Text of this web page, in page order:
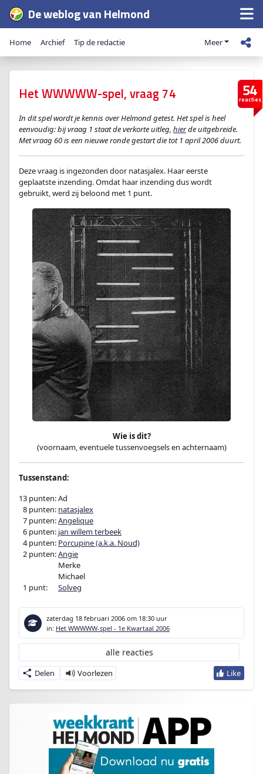
De weblog van Helmond
Home Archief Tip de redactie Meer
54
reacties
Het WWWWW-spel, vraag 74
In dit spel wordt je kennis over Helmond getest. Het spel is heel
eenvoudig: bij vraag 1 staat de verkorte uitleg, hierde uitgebreide.
Met vraag 60 is een nieuwe ronde gestart die tot 1 april 2006 duurt.
Deze vraag is ingezonden door natasjalex. Haar eerste
geplaatste inzending. Omdat haar inzending dus wordt
gebruikt, werd zij beloond met 1 punt.
Wie is dit?
(voornaam, eventuele tussenvoegsels en achternaam)
Tussenstand:
13 punten: Ad
8 punten: natasjalex
7 punten:Angelique
6 punten: jan willem terbeek
4 punten: Porcupine (a.k.a. Noud)
2 punten:Angie
Merke
Michael
1 punt: Solveg
zaterdag 18 februari 2006 om 18:30 uur
in: Het WWWWW-spel - 1e Kwartaal 2006
Delen
alle reacties